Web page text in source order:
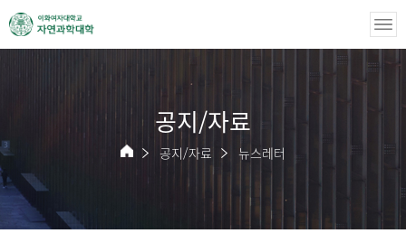
공지/자료
공지/자료 뉴스레터